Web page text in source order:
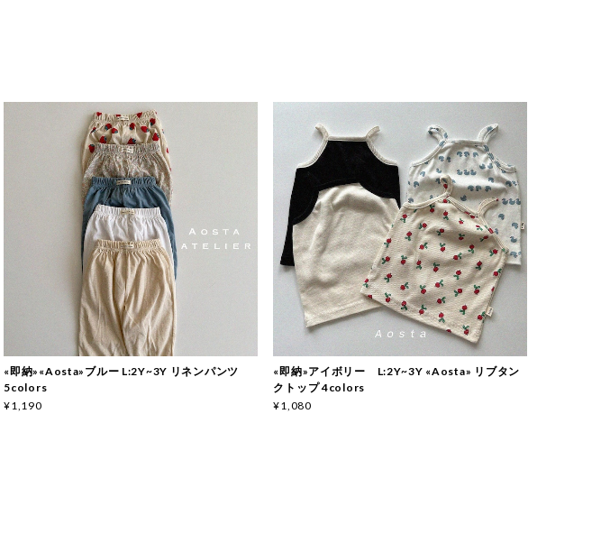
«即納»«Aosta»ブルー L:2Y~3Y リネンパンツ
5colors
¥1,190
«即納»アイボリー L:2Y~3Y «Aosta» リブタン
クトップ 4colors
¥1,080